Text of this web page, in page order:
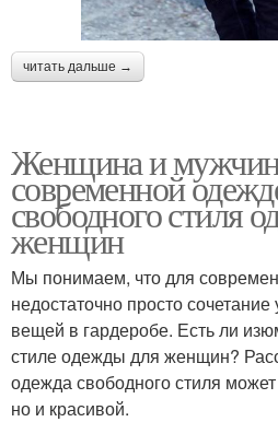
читать дальше →
Женщина и
современной
свободного стиля
женщин
Мы понимаем, что для
недостаточно просто
вещей в гардеробе. Есть ли
стиле одежды для женщин?
одежда свободного стиля
но и красивой.